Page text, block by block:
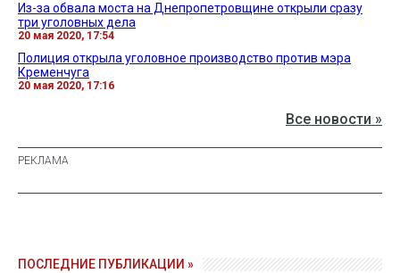
Из-за обвала моста на Днепропетровщине открыли сразу
три уголовных дела
20 мая 2020, 17:54
Полиция открыла уголовное производство против мэра
Кременчуга
20 мая 2020, 17:16
Все новости »
ПОСЛЕДНИЕ ПУБЛИКАЦИИ »